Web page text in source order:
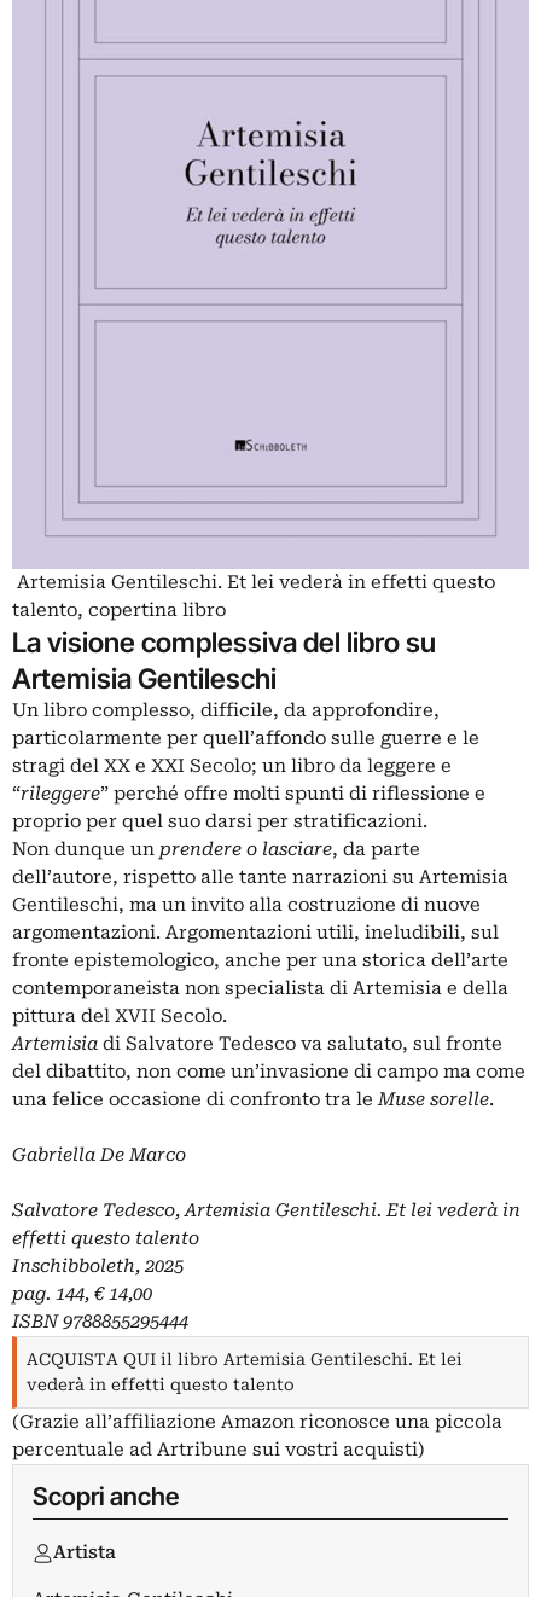
Artemisia Gentileschi. Et lei vederà in effetti questo
talento, copertina libro
La visione complessiva del libro su
Artemisia Gentileschi
Un libro complesso, difficile, da approfondire,
particolarmente per quell’affondo sulle guerre e le
stragi del XX e XXI Secolo; un libro da leggere e
“rileggere” perché offre molti spunti di riflessione e
proprio per quel suo darsi per stratificazioni.
Non dunque un prendere o lasciare, da parte
dell’autore, rispetto alle tante narrazioni su Artemisia
Gentileschi, ma un invito alla costruzione di nuove
argomentazioni. Argomentazioni utili, ineludibili, sul
fronte epistemologico, anche per una storica dell’arte
contemporaneista non specialista di Artemisia e della
pittura del XVII Secolo.
Artemisia di Salvatore Tedesco va salutato, sul fronte
del dibattito, non come un’invasione di campo ma come
una felice occasione di confronto tra leMuse sorelle.
Gabriella De Marco
Salvatore Tedesco, Artemisia Gentileschi. Et lei vederà in
effetti questo talento
Inschibboleth, 2025
pag. 144, € 14,00
ISBN 9788855295444
ACQUISTA QUI il libro Artemisia Gentileschi. Et lei
vederà in effetti questo talento
(Grazie all’affiliazione Amazon riconosce una piccola
percentuale ad Artribune sui vostri acquisti)
Scopri anche
Artista